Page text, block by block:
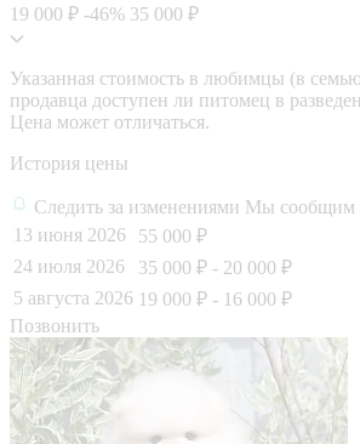
19 000 ₽ -46% 35 000 ₽
Указанная стоимость в любимцы (в
продавца доступен ли питомец в
Цена может отличаться.
История цены
Следить за изменениями Мы сообщим
13 июня 2026
55 000 ₽
24 июля 2026
35 000 ₽ - 20 000 ₽
5 августа 2026 19 000 ₽ - 16 000 ₽
Позвонить